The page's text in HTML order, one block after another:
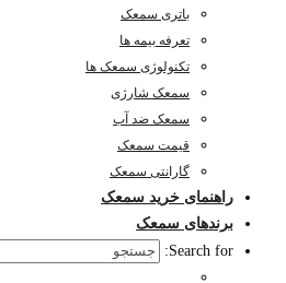
باتری سمعک
تعرفه بیمه ها
تکنولوژی سمعک ها
سمعک شارژی
سمعک ضد آب
قیمت سمعک
گارانتی سمعک
راهنمای خرید سمعک
برندهای سمعک
Search for: